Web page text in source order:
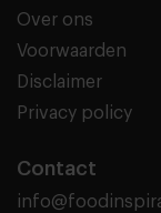
Over ons
Voorwaarden
Disclaimer
Privacy policy
Contact